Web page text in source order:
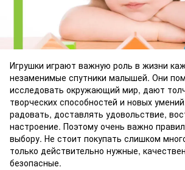
Игрушки играют важную роль в жизни
незаменимые спутники малышей. Они
исследовать окружающий мир, дают
творческих способностей и новых
радовать, доставлять удовольствие,
настроение. Поэтому очень важно
выбору. Не стоит покупать слишком
только действительно нужные,
безопасные.